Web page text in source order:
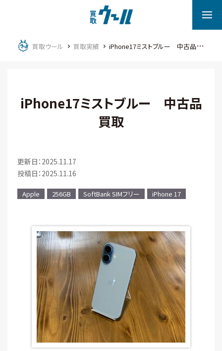
買取ウール 買取実績 iPhone17ミストブルー 中古品買取
iPhone17ミストブルー 中古品
買取
更新日：2025.11.17
投稿日：2025.11.16
Apple 256GB SoftBank SIMフリー iPhone 17